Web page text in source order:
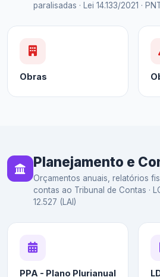
paralisadas · Lei 14.133/2021 ·
Obras
Planejamento e
Orçamentos anuais, relatórios
contas ao Tribunal de Contas ·
12.527 (LAI)
PPA - Plano Plurianual